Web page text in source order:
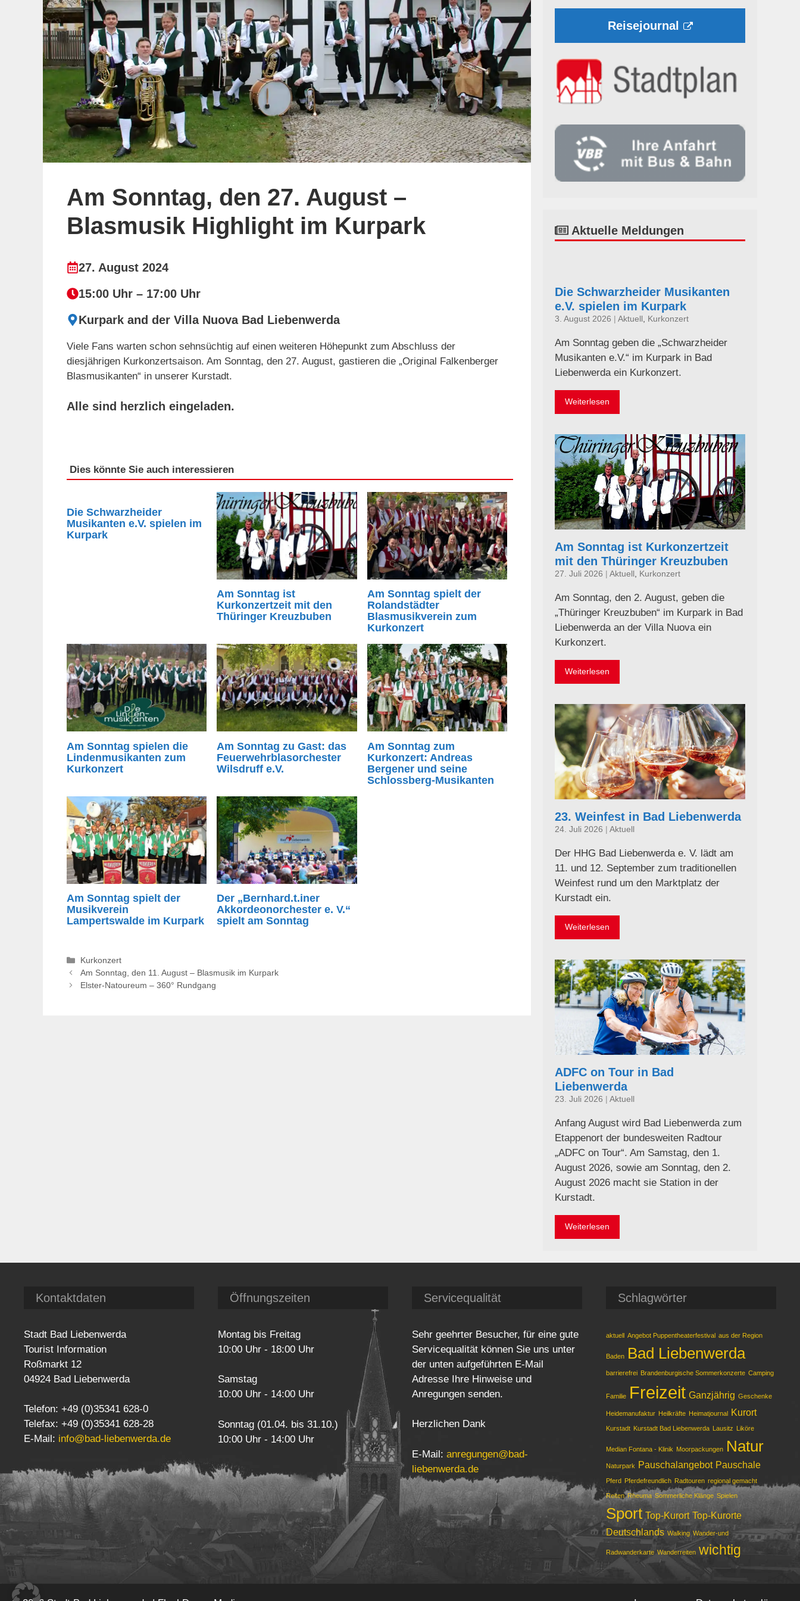
Am Sonntag, den 27. August –
Blasmusik Highlight im Kurpark
27. August 2024
15:00 Uhr – 17:00 Uhr
Kurpark and der Villa Nuova Bad Liebenwerda
Viele Fans warten schon sehnsüchtig auf einen weiteren Höhepunkt zum Abschluss der
diesjährigen Kurkonzertsaison. Am Sonntag, den 27. August, gastieren die „Original Falkenberger
Blasmusikanten“ in unserer Kurstadt.
Alle sind herzlich eingeladen.
Dies könnte Sie auch interessieren
Die Schwarzheider
Musikanten e.V. spielen im
Kurpark
Am Sonntag ist
Kurkonzertzeit mit den
Thüringer Kreuzbuben
Am Sonntag spielt der
Rolandstädter
Blasmusikverein zum
Kurkonzert
Am Sonntag spielen die
Lindenmusikanten zum
Kurkonzert
Am Sonntag zu Gast: das
Feuerwehrblasorchester
Wilsdruff e.V.
Am Sonntag zum
Kurkonzert: Andreas
Bergener und seine
Schlossberg-Musikanten
Am Sonntag spielt der
Musikverein
Lampertswalde im Kurpark
Der „Bernhard.t.iner
Akkordeonorchester e. V.“
spielt am Sonntag
Kategorien
Kurkonzert
Am Sonntag, den 11. August – Blasmusik im Kurpark
Elster-Natoureum – 360° Rundgang
Reisejournal
Aktuelle Meldungen
Die Schwarzheider Musikanten
e.V. spielen im Kurpark
3. August 2026 Aktuell Kurkonzert
Am Sonntag geben die „Schwarzheider
Musikanten e.V.“ im Kurpark in Bad
Liebenwerda ein Kurkonzert.
Weiterlesen
Am Sonntag ist Kurkonzertzeit
mit den Thüringer Kreuzbuben
27. Juli 2026 Aktuell Kurkonzert
Am Sonntag, den 2. August, geben die
„Thüringer Kreuzbuben“ im Kurpark in Bad
Liebenwerda an der Villa Nuova ein
Kurkonzert.
Weiterlesen
23. Weinfest in Bad Liebenwerda
24. Juli 2026 Aktuell
Der HHG Bad Liebenwerda e. V. lädt am
11. und 12. September zum traditionellen
Weinfest rund um den Marktplatz der
Kurstadt ein.
Weiterlesen
ADFC on Tour in Bad
Liebenwerda
23. Juli 2026 Aktuell
Anfang August wird Bad Liebenwerda zum
Etappenort der bundesweiten Radtour
„ADFC on Tour“. Am Samstag, den 1.
August 2026, sowie am Sonntag, den 2.
August 2026 macht sie Station in der
Kurstadt.
Weiterlesen
Kontaktdaten
Stadt Bad Liebenwerda
Tourist Information
Roßmarkt 12
04924 Bad Liebenwerda
Telefon: +49 (0)35341 628-0
Telefax: +49 (0)35341 628-28
E-Mail: info@bad-liebenwerda.de
Öffnungszeiten
Montag bis Freitag
10:00 Uhr - 18:00 Uhr
Samstag
10:00 Uhr - 14:00 Uhr
Sonntag (01.04. bis 31.10.)
10:00 Uhr - 14:00 Uhr
Servicequalität
Sehr geehrter Besucher, für eine gute
Servicequalität können Sie uns unter
der unten aufgeführten E-Mail
Adresse Ihre Hinweise und
Anregungen senden.
Herzlichen Dank
E-Mail: anregungen@bad-
liebenwerda.de
Schlagwörter
aktuell Angebot Puppentheaterfestival aus der Region
Baden Bad Liebenwerda
barrierefrei Brandenburgische Sommerkonzerte Camping
Familie Freizeit Ganzjährig Geschenke
Heidemanufaktur Heilkräfte Heimatjournal Kurort
Kurstadt Kurstadt Bad Liebenwerda Lausitz Liköre
Median Fontana - Klinik Moorpackungen Natur
Naturpark Pauschalangebot Pauschale
Pferd Pferdefreundlich Radtouren regional gemacht
Reiten Rheuma Sommerliche Klänge Spielen
Sport Top-Kurort Top-Kurorte
Deutschlands Walking Wander-und
Radwanderkarte Wanderreiten wichtig